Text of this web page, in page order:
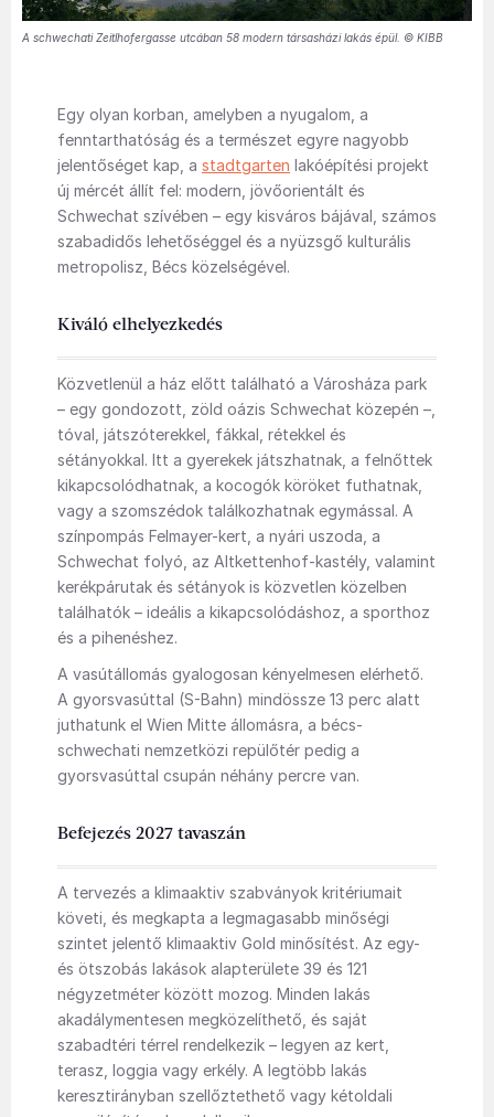
A schwechati Zeitlhofergasse utcában 58 modern társasházi lakás épül. © KIBB
Egy olyan korban, amelyben a nyugalom, a
fenntarthatóság és a természet egyre nagyobb
jelentőséget kap, a stadtgarten lakóépítési projekt
új mércét állít fel: modern, jövőorientált és
Schwechat szívében – egy kisváros bájával, számos
szabadidős lehetőséggel és a nyüzsgő kulturális
metropolisz, Bécs közelségével.
Kiváló elhelyezkedés
Közvetlenül a ház előtt található a Városháza park
– egy gondozott, zöld oázis Schwechat közepén –,
tóval, játszóterekkel, fákkal, rétekkel és
sétányokkal. Itt a gyerekek játszhatnak, a felnőttek
kikapcsolódhatnak, a kocogók köröket futhatnak,
vagy a szomszédok találkozhatnak egymással. A
színpompás Felmayer-kert, a nyári uszoda, a
Schwechat folyó, az Altkettenhof-kastély, valamint
kerékpárutak és sétányok is közvetlen közelben
találhatók – ideális a kikapcsolódáshoz, a sporthoz
és a pihenéshez.
A vasútállomás gyalogosan kényelmesen elérhető.
A gyorsvasúttal (S-Bahn) mindössze 13 perc alatt
juthatunk el Wien Mitte állomásra, a bécs-
schwechati nemzetközi repülőtér pedig a
gyorsvasúttal csupán néhány percre van.
Befejezés 2027 tavaszán
A tervezés a klimaaktiv szabványok kritériumait
követi, és megkapta a legmagasabb minőségi
szintet jelentő klimaaktiv Gold minősítést. Az egy-
és ötszobás lakások alapterülete 39 és 121
négyzetméter között mozog. Minden lakás
akadálymentesen megközelíthető, és saját
szabadtéri térrel rendelkezik – legyen az kert,
terasz, loggia vagy erkély. A legtöbb lakás
keresztirányban szellőztethető vagy kétoldali